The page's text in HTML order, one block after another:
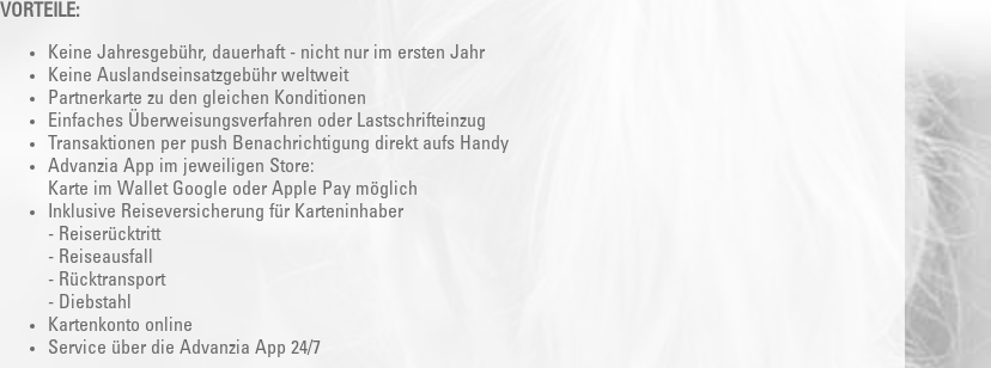
VORTEILE:
Keine Jahresgebühr, dauerhaft - nicht nur im ersten Jahr
Keine Auslandseinsatzgebühr weltweit
Partnerkarte zu den gleichen Konditionen
Einfaches Überweisungsverfahren oder Lastschrifteinzug
Transaktionen per push Benachrichtigung direkt aufs Handy
Advanzia App im jeweiligen Store:
Karte im Wallet Google oder Apple Pay möglich
Inklusive Reiseversicherung für Karteninhaber
- Reiserücktritt
- Reiseausfall
- Rücktransport
- Diebstahl
Kartenkonto online
Service über die Advanzia App 24/7